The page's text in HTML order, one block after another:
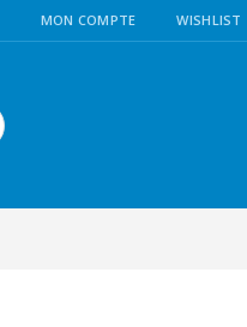
MON COMPTE WISHLIST